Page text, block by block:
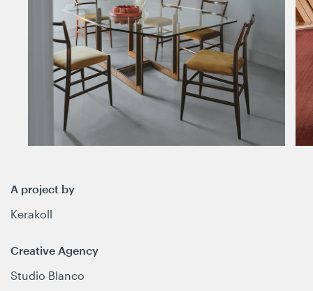
A project by
Kerakoll
Creative Agency
Studio Blanco